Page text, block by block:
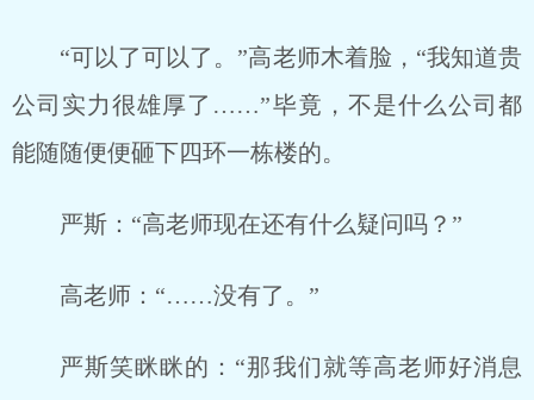
“可以了可以了。”高老师木着脸，“我知道贵
公司实力很雄厚了……”毕竟，不是什么公司都
能随随便便砸下四环一栋楼的。
严斯：“高老师现在还有什么疑问吗？”
高老师：“……没有了。”
严斯笑眯眯的：“那我们就等高老师好消息